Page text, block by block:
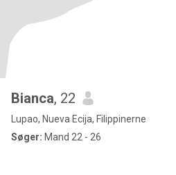
Bianca, 22
Lupao, Nueva Ecija, Filippinerne
Søger: Mand 22 - 26